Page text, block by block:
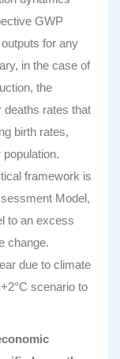
GWP
for any
in the case of
the
deaths rates that
birth rates,
framework is
Model,
to an excess
change.
due to climate
scenario to